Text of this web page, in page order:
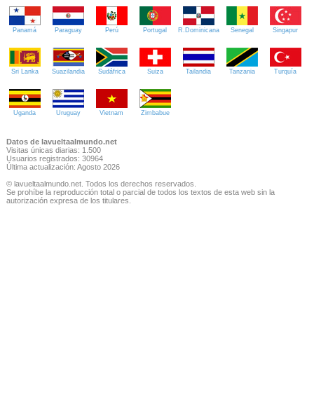
Panamá Paraguay Perú Portugal R.Dominicana Senegal Singapur
Sri Lanka Suazilandia Sudáfrica Suiza Tailandia Tanzania Turquía
Uganda Uruguay Vietnam Zimbabue
Datos de lavueltaalmundo.net
Visitas únicas diarias: 1.500
Usuarios registrados: 30964
Última actualización: Agosto 2026
© lavueltaalmundo.net. Todos los derechos reservados.
Se prohíbe la reproducción total o parcial de todos los textos de esta web sin la
autorización expresa de los titulares.